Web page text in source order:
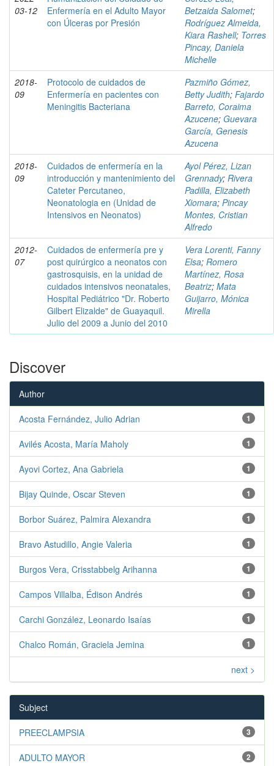
03-12
Enfermería en el Adulto Mayor
con Úlceras por Presión
Betzaida Salomet;
Rodríguez Almeida,
Kiara Rashell; Torres
Pincay, Daniela
Michelle
2018-
09
Protocolo de cuidados de
Enfermería en pacientes con
Meningitis Bacteriana
Pazmiño Gómez,
Betty Judith; Fajardo
Barreto, Coraima
Azucene; Guevara
García, Genesis
Azucena
2018-
09
Cuidados de enfermería en la
introducción y mantenimiento del
Cateter Percutaneo,
Neonatologia en (Unidad de
Intensivos en Neonatos)
Ayol Pérez, Lizan
Grennady; Rivera
Padilla, Elizabeth
Xiomara; Pincay
Montes, Cristian
Alfredo
2012-
07
Cuidados de enfermería pre y
post quirúrgico a neonatos con
gastrosquisis, en la unidad de
cuidados intensivos neonatales,
Hospital Pediátrico "Dr. Roberto
Gilbert Elizalde" de Guayaquil.
Julio del 2009 a Junio del 2010
Vera Lorenti, Fanny
Elsa; Romero
Martínez, Rosa
Beatriz; Mata
Guijarro, Mónica
Mirella
Discover
Author
1
Acosta Fernández, Julio Adrian
1
Avilés Acosta, María Maholy
1
Ayovi Cortez, Ana Gabriela
1
Bijay Quinde, Oscar Steven
1
Borbor Suárez, Palmira Alexandra
1
Bravo Astudillo, Angie Valeria
1
Burgos Vera, Crisstabbelg Arihanna
1
Campos Villalba, Édison Andrés
1
Carchi González, Leonardo Isaías
1
Chalco Román, Graciela Jemina
next >
Subject
3
PREECLAMPSIA
2
ADULTO MAYOR